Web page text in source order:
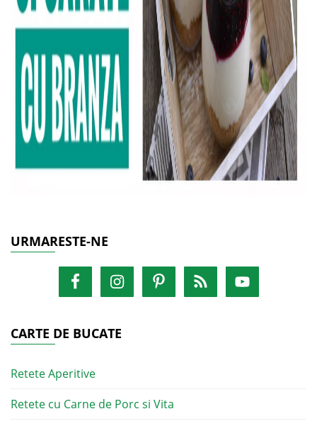
URMARESTE-NE
CARTE DE BUCATE
Retete Aperitive
Retete cu Carne de Porc si Vita